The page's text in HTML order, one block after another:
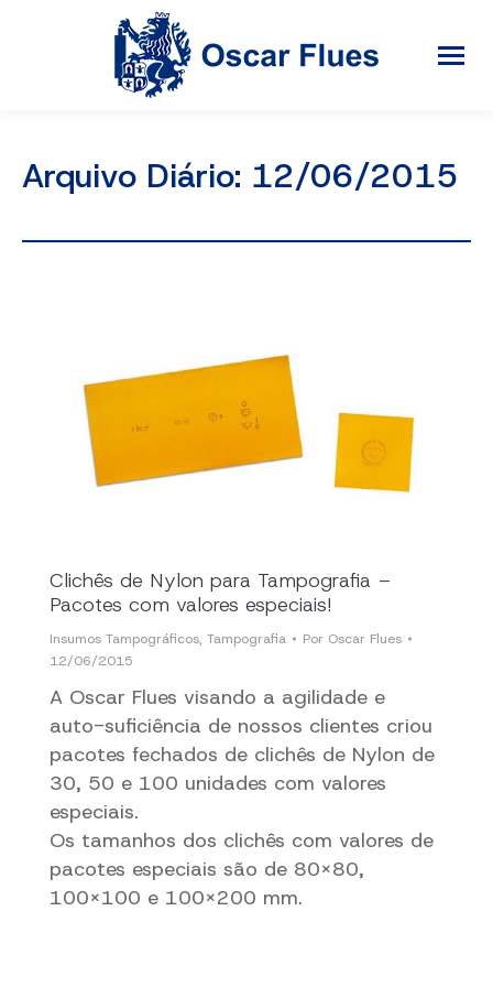
Arquivo Diário: 12/06/2015
Clichês de Nylon para Tampografia –
Pacotes com valores especiais!
Insumos Tampográficos, Tampografia Por Oscar Flues
12/06/2015
A Oscar Flues visando a agilidade e
auto-suficiência de nossos clientes criou
pacotes fechados de clichês de Nylon de
30, 50 e 100 unidades com valores
especiais.
Os tamanhos dos clichês com valores de
pacotes especiais são de 80×80,
100×100 e 100×200 mm.